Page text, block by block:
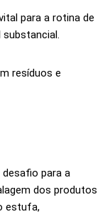
para a rotina de
resíduos e
desafio para a
dos produtos
estufa,